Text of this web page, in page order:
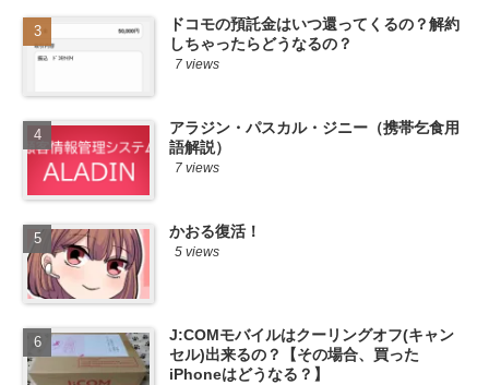
ドコモの預託金はいつ還ってくるの？解約
しちゃったらどうなるの？
7 views
アラジン・パスカル・ジニー（携帯乞食用
語解説）
7 views
かおる復活！
5 views
J:COMモバイルはクーリングオフ(キャン
セル)出来るの？【その場合、買った
iPhoneはどうなる？】